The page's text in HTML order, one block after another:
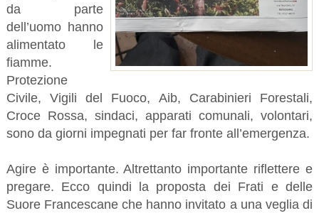
da parte
dell’uomo hanno
alimentato le
fiamme.
Protezione
Civile, Vigili del Fuoco, Aib, Carabinieri Forestali,
Croce Rossa, sindaci, apparati comunali, volontari,
sono da giorni impegnati per far fronte all’emergenza.
Agire è importante. Altrettanto importante riflettere e
pregare. Ecco quindi la proposta dei Frati e delle
Suore Francescane che hanno invitato a una veglia di